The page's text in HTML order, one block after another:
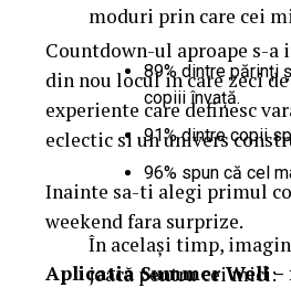
moduri prin care cei
89% dintre părinți
copiii învață.
91% dintre copii
96% spun că cel
În același timp,
joacă pentru cei mici:
Countdown-ul aproape s-a
din nou locul in care zeci
experiente care definesc
eclectic si un univers
Inainte sa-ti alegi primul
weekend fara surprize.
Aplicatia Summer Well–